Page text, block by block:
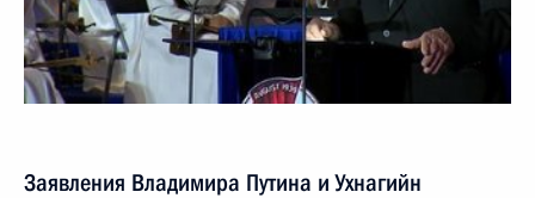
Заявления Владимира Путина и Ухнагийн